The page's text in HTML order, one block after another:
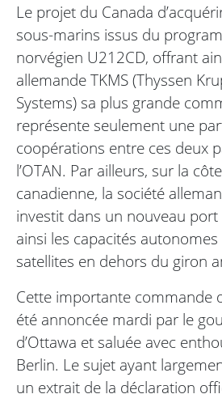
Le projet du Canada
sous-marins issus du
norvégien U212CD, offrant
allemande TKMS (Thyssen
Systems) sa plus grande
représente seulement une
coopérations entre ces deux
l’OTAN. Par ailleurs, sur la
canadienne, la société
investit dans un nouveau
ainsi les capacités
satellites en dehors du giron
Cette importante commande
été annoncée mardi par le
d’Ottawa et saluée avec
Berlin. Le sujet ayant
un extrait de la déclaration